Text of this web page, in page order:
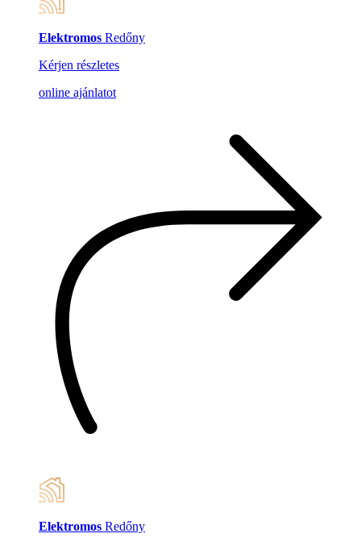
Elektromos Redőny
Kérjen részletes
online ajánlatot
Elektromos Redőny